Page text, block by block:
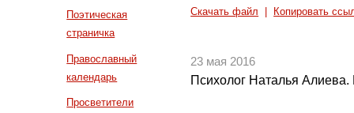
Поэтическая
страничка
Православный
календарь
Просветители
Скачать файл Копировать
23 мая 2016
Психолог Наталья Алиева.